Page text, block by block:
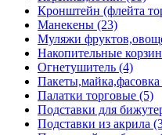
Кронштейн (флейта
Манекены (23)
Муляжи
Накопительные
Огнетушитель (4)
Пакеты,майка,фасовка
Палатки торговые (5)
Подставки для
Подставки из акрила